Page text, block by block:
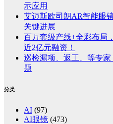
示应用
艾迈斯欧司朗AR智能眼
关键进展
百万套级产线+全彩布局
近2亿元融资！
巡检漏项、返工、等专
题
分类
AI (97)
AI眼镜 (473)